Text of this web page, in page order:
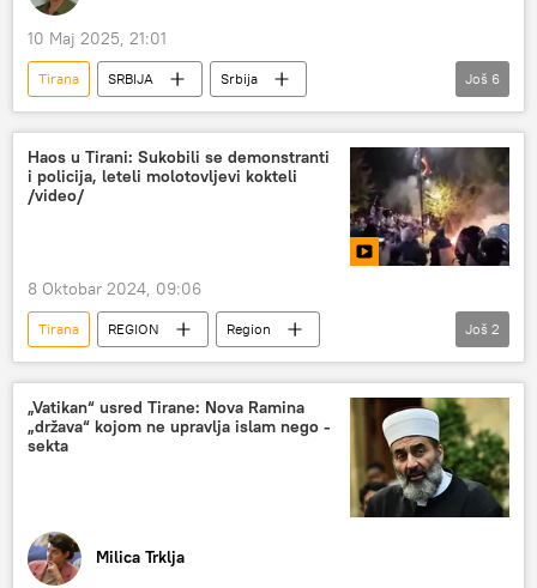
10 Maj 2025, 21:01
Tirana SRBIJA
Srbija
Srbija – politika
Aleksandar Vučić
Moskva
kritika
samit
Evropa
Još 6
Haos u Tirani: Sukobili se demonstranti
i policija, leteli molotovljevi kokteli
/video/
8 Oktobar 2024, 09:06
Tirana REGION
Region
Region – politika
Albanija
Još 2
„Vatikan“ usred Tirane: Nova Ramina
„država“ kojom ne upravlja islam nego -
sekta
Milica Trklja